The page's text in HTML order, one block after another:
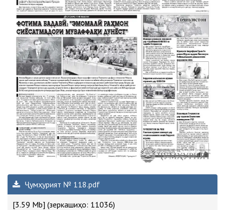
Ҷумҳурият № 118.pdf
[3.59 Mb] (зеркашиҳо: 11036)